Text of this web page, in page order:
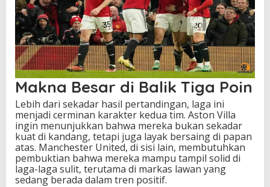
Makna Besar di Balik Tiga Poin
Lebih dari sekadar hasil pertandingan, laga ini
menjadi cerminan karakter kedua tim. Aston Villa
ingin menunjukkan bahwa mereka bukan sekadar
kuat di kandang, tetapi juga layak bersaing di papan
atas. Manchester United, di sisi lain, membutuhkan
pembuktian bahwa mereka mampu tampil solid di
laga-laga sulit, terutama di markas lawan yang
sedang berada dalam tren positif.